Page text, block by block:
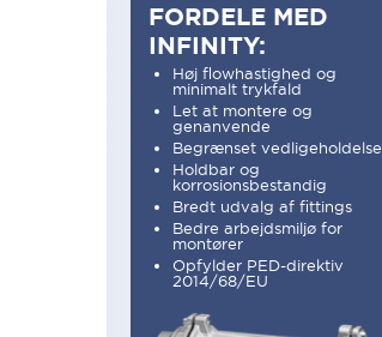
FORDELE MED
INFINITY:
Høj flowhastighed og
minimalt trykfald
Let at montere og
genanvende
Begrænset vedligeholdelse
Holdbar og
korrosionsbestandig
Bredt udvalg af fittings
Bedre arbejdsmiljø for
montører
Opfylder PED-direktiv
2014/68/EU